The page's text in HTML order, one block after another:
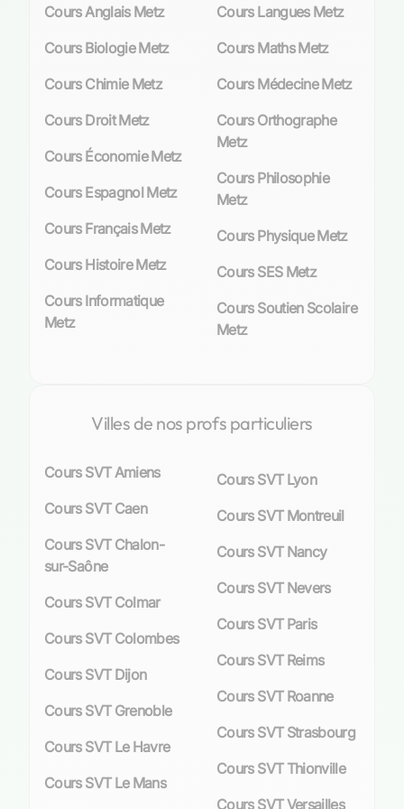
biotopes ainsi que le patrimoine historique lié à
spécifiques relatives aux interactions entre les
activités humaines et l’environnement. Les cours
dimension supplémentaire en intégrant ces
aspects locaux, permettant aux élèves d’établir
un lien concret entre théorie académique et
applications pratiques sur le terrain.
En tant qu’élève ou parent désireux d’améliorer
vos connaissances ou celles de votre enfant en
sciences naturelles, vous trouverez à Metz une
professeurs compétents
répertoriés sur Les
Sherpas prêts à partager leur expertise en SVT,
Que votre intérêt se porte sur l’étude minutieuse
fasciné par la complexité génétique des
organismes vivants, les professeurs mettent leur
expérience au service de votre réussite. Chaque
séance est conçue pour maximiser votre
compréhension et stimuler votre intérêt pour
Opter pour des cours particuliers à Metz vous
offre également l’avantage d’une flexibilité
incomparable : que vous préfériez apprendre
depuis le confort de votre domicile ou chez un
enseignant dévoué, chaque session est taillée
sur mesure pour répondre efficacement à vos
besoins spécifiques.
N’hésitez pas à explorer cette opportunité
Cours Anglais Metz
Cours Biologie Metz
Cours Chimie Metz
Cours Droit Metz
Cours Économie Metz
Cours Espagnol Metz
Cours Français Metz
Cours Histoire Metz
Cours Informatique
Metz
Cours Langues Metz
Cours Maths Metz
Cours Médecine Metz
Cours Orthographe
Metz
Cours Philosophie
Metz
Cours Physique Metz
Cours SES Metz
Cours Soutien Scolaire
Metz
Villes de nos profs particuliers
Cours SVT Amiens
Cours SVT Caen
Cours SVT Chalon-
sur-Saône
Cours SVT Colmar
Cours SVT Colombes
Cours SVT Dijon
Cours SVT Grenoble
Cours SVT Le Havre
Cours SVT Le Mans
Cours SVT Lyon
Cours SVT Montreuil
Cours SVT Nancy
Cours SVT Nevers
Cours SVT Paris
Cours SVT Reims
Cours SVT Roanne
Cours SVT Strasbourg
Cours SVT Thionville
Cours SVT Versailles